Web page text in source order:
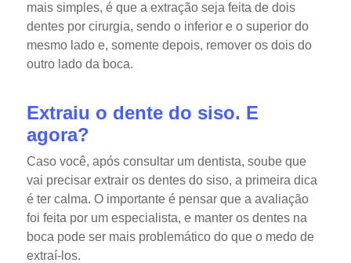
mais simples, é que a extração seja feita de dois
dentes por cirurgia, sendo o inferior e o superior do
mesmo lado e, somente depois, remover os dois do
outro lado da boca.
Extraiu o dente do siso. E
agora?
Caso você, após consultar um dentista, soube que
vai precisar extrair os dentes do siso, a primeira dica
é ter calma. O importante é pensar que a avaliação
foi feita por um especialista, e manter os dentes na
boca pode ser mais problemático do que o medo de
extraí-los.